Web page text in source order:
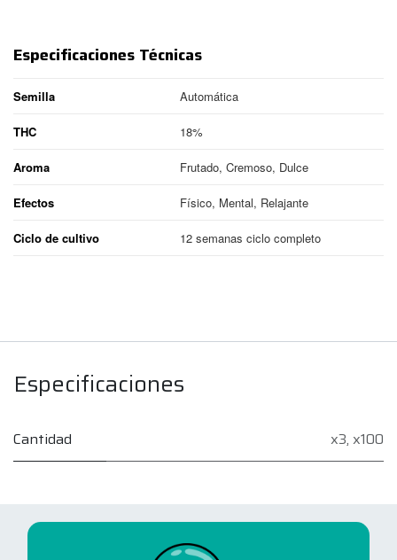
Especificaciones Técnicas
Semilla Automática
THC 18%
Aroma Frutado, Cremoso, Dulce
Efectos Físico, Mental, Relajante
Ciclo de cultivo 12 semanas ciclo completo
Especificaciones
Cantidad x3, x100